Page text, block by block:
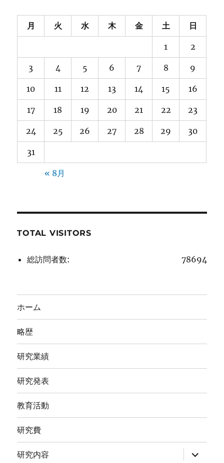
月 火 水 木 金 土 日
1 2
3 4 5 6 7 8 9
10 11 12 13 14 15 16
17 18 19 20 21 22 23
24 25 26 27 28 29 30
31
« 8月
TOTAL VISITORS
78694
総訪問者数:
ホーム
略歴
研究業績
研究発表
教育活動
研究費
研究内容
ブ